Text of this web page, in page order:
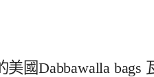
國Dabbawalla bags